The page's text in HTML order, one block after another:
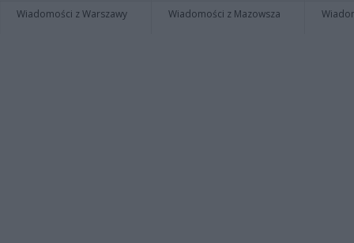
Wiadomości z Warszawy Wiadomości z Mazowsza